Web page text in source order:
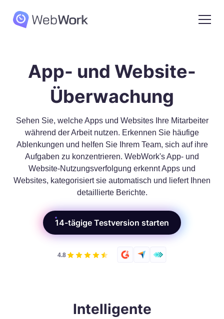
App- und Website-
Überwachung
Sehen Sie, welche Apps und Websites Ihre Mitarbeiter
während der Arbeit nutzen. Erkennen Sie häufige
Ablenkungen und helfen Sie Ihrem Team, sich auf ihre
Aufgaben zu konzentrieren. WebWork's App- und
Website-Nutzungsverfolgung erkennt Apps und
Websites, kategorisiert sie automatisch und liefert Ihnen
detaillierte Berichte.
14-tägige Testversion starten
4.8
Intelligente